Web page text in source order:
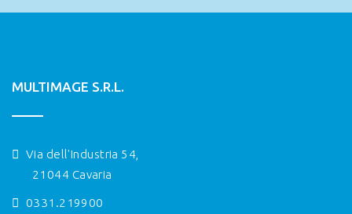
MULTIMAGE S.R.L.
Via dell'Industria 54,
21044 Cavaria
0331.219900